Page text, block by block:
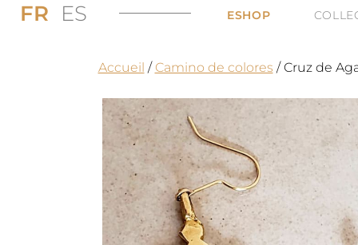
FR ES ESHOP
LES COLLIERS
LES BOUCLES
LES BRACELETS
TOUTES LES
Accueil / Camino de colores / Cruz de